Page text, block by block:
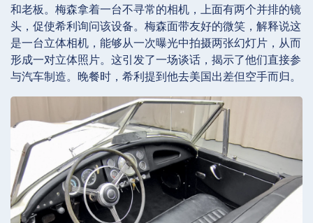
和老板。梅森拿着一台不寻常的相机，上面有两个并排的镜
头，促使希利询问该设备。梅森面带友好的微笑，解释说这
是一台立体相机，能够从一次曝光中拍摄两张幻灯片，从而
形成一对立体照片。这引发了一场谈话，揭示了他们直接参
与汽车制造。晚餐时，希利提到他去美国出差但空手而归。